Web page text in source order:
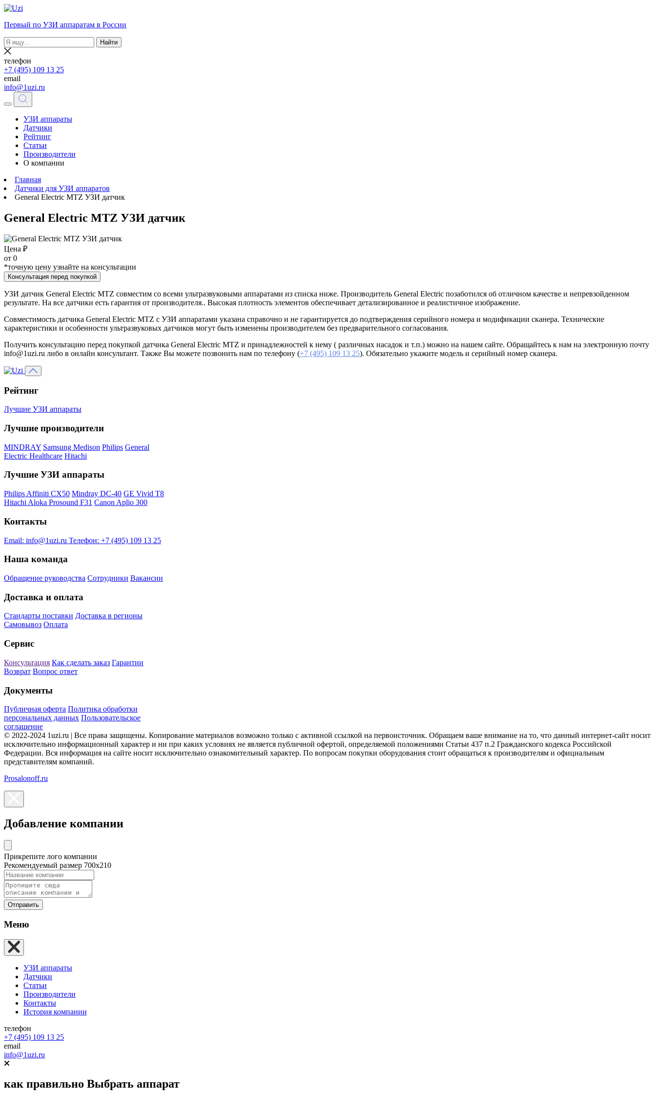
Первый по УЗИ аппаратам в России
Найти
телефон
+7 (495) 109 13 25
email
info@1uzi.ru
УЗИ аппараты
Датчики
Рейтинг
Статьи
Производители
О компании
Главная
Датчики для УЗИ аппаратов
General Electric MTZ УЗИ датчик
General Electric MTZ УЗИ датчик
Цена ₽
от 0
*точную цену узнайте на консультации
Консультация перед покупкой
УЗИ датчик General Electric MTZ совместим со всеми ультразвуковыми аппаратами из списка ниже. Производитель General Electric позаботился об отличном качестве и непревзойденном
результате. На все датчики есть гарантия от производителя.. Высокая плотность элементов обеспечивает детализированное и реалистичное изображение.
Совместимость датчика General Electric MTZ с УЗИ аппаратами указана справочно и не гарантируется до подтверждения серийного номера и модификации сканера. Технические
характеристики и особенности ультразвуковых датчиков могут быть изменены производителем без предварительного согласования.
Получить консультацию перед покупкой датчика General Electric MTZ и принадлежностей к нему ( различных насадок и т.п.) можно на нашем сайте. Обращайтесь к нам на электронную почту
info@1uzi.ru либо в онлайн консультант. Также Вы можете позвонить нам по телефону (+7 (495) 109 13 25). Обязательно укажите модель и серийный номер сканера.
Рейтинг
Лучшие УЗИ аппараты
Лучшие производители
MINDRAY Samsung Medison Philips General
Electric Healthcare Hitachi
Лучшие УЗИ аппараты
Philips Affiniti CX50 Mindray DC-40 GE Vivid T8
Hitachi Aloka Prosound F31 Canon Aplio 300
Контакты
Email: info@1uzi.ru Телефон: +7 (495) 109 13 25
Наша команда
Обращение руководства Сотрудники Вакансии
Доставка и оплата
Стандарты поставки Доставка в регионы
Самовывоз Оплата
Сервис
Консультация Как сделать заказ Гарантии
Возврат Вопрос ответ
Документы
Публичная оферта Политика обработки
персональных данных Пользовательское
соглашение
© 2022-2024 1uzi.ru | Все права защищены. Копирование материалов возможно только с активной ссылкой на первоисточник. Обращаем ваше внимание на то, что данный интернет-сайт носит
исключительно информационный характер и ни при каких условиях не является публичной офертой, определяемой положениями Статьи 437 п.2 Гражданского кодекса Российской
Федерации. Вся информация на сайте носит исключительно ознакомительный характер. По вопросам покупки оборудования стоит обращаться к производителям и официальным
представителям компаний.
Prosalonoff.ru
Добавление компании
Прикрепите лого компании
Рекомендуемый размер 700х210
Отправить
Меню
УЗИ аппараты
Датчики
Статьи
Производители
Контакты
История компании
телефон
+7 (495) 109 13 25
email
info@1uzi.ru
как правильно Выбрать аппарат